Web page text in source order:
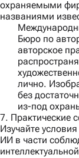
охраняемыми
названиями
Бюро по
авторское
лично.
без
из-под
7. Практические
Изучайте
ИИ в части